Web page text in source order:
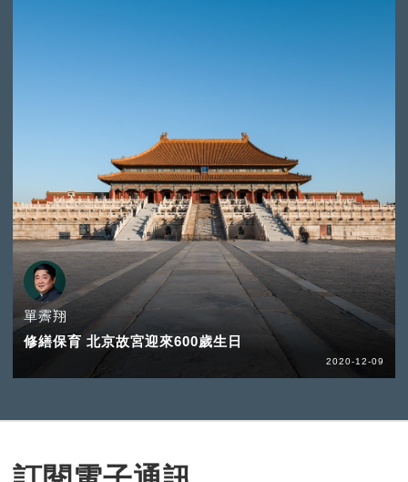
單霽翔
修繕保育 北京故宮迎來600歲生日
2020-12-09